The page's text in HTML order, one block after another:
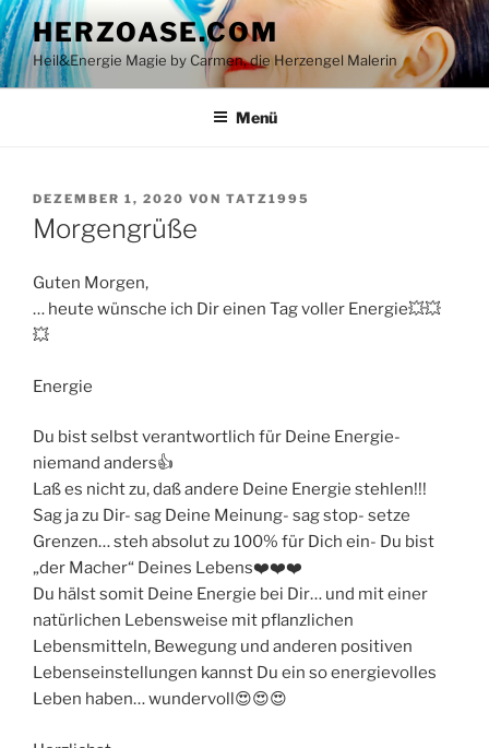
Zum
Inhalt
springen
HERZOASE.COM
Heil&Energie Magie by Carmen, die Herzengel Malerin
Menü
VERÖFFENTLICHT
AM
DEZEMBER 1, 2020 VON TATZ1995
Morgengrüße
Guten Morgen,
… heute wünsche ich Dir einen Tag voller Energie💥💥
💥
Energie
Du bist selbst verantwortlich für Deine Energie-
niemand anders👍
Laß es nicht zu, daß andere Deine Energie stehlen!!!
Sag ja zu Dir- sag Deine Meinung- sag stop- setze
Grenzen… steh absolut zu 100% für Dich ein- Du bist
„der Macher“ Deines Lebens❤️❤️❤️
Du hälst somit Deine Energie bei Dir… und mit einer
natürlichen Lebensweise mit pflanzlichen
Lebensmitteln, Bewegung und anderen positiven
Lebenseinstellungen kannst Du ein so energievolles
Leben haben… wundervoll😍😍😍